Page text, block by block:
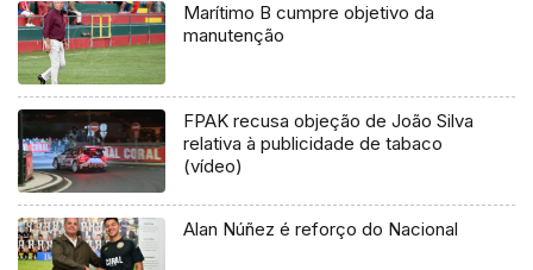
Marítimo B cumpre objetivo da
manutenção
FPAK recusa objeção de João Silva
relativa à publicidade de tabaco
(vídeo)
Alan Núñez é reforço do Nacional